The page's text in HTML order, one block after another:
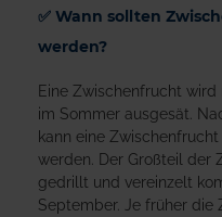
✅ Wann sollten
werden?
Eine Zwischenfrucht
im Sommer ausgesät.
kann eine
werden. Der Großteil der
gedrillt und vereinzelt
September. Je früher die